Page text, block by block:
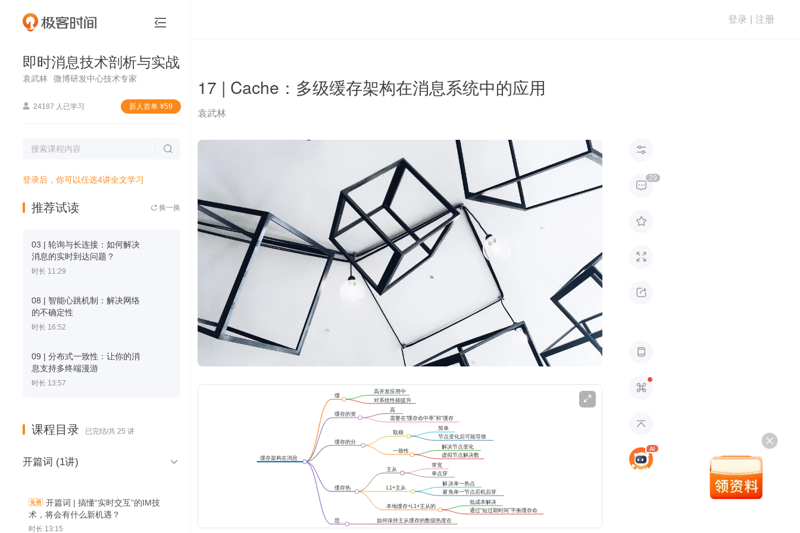

即时消息技术剖析与实战
袁武林 微博研发中心技术专家
 24187 人已学习 新⼈⾸单 ¥59

登录后，你可以任选4讲全文学习
推荐试读  换一换
03 | 轮询与长连接：如何解决
消息的实时到达问题？
时长 11:29
08 | 智能心跳机制：解决网络
的不确定性
时长 16:52
09 | 分布式一致性：让你的消
息支持多终端漫游
时长 13:57
课程目录 已完结/共 25 讲
开篇词 (1讲) 
开篇词 | 搞懂“实时交互”的IM技
术，将会有什么新机遇？
时长 13:15
 即时消息技术剖析与实战 登录 注册
17 | Cache：多级缓存架构在消息系统中的应用
袁武林
通过“短过期时间”平衡缓存命
低成本解决
带宽问题
避免单一节点宕机后穿
透到存储层的问题
解决单一热点
的带宽问题
单点穿
透问题
带宽
问题
虚拟节点解决数
据倾斜问题
解决节点变化
带来的问题
节点变化后可能导致
缓存命中率下降
简单
实现
如何保持主从缓存的数据热度在
有L1缓存层的情况下
本地缓存+L1+主从的
L1+主从
主从
一致性
取模
需要在“缓存命中率”和“缓存
高
成
本
对系统性能提升
的明显作用
高并发应用中
的重要性
思
考
缓存热
缓存的分
缓存的资
缓
缓存架构在消息



29





